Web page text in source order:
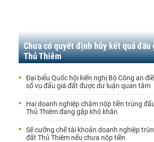
Chưa có quyết định hủy kết quả đấu
Thủ Thiêm
Đại biểu Quốc hội kiến nghị Bộ Công an
số vụ đấu giá đất được dư luận quan tâm
Hai doanh nghiệp chậm nộp tiền trúng
Thủ Thiêm đang gặp khó khăn
Sẽ cưỡng chế tài khoản doanh nghiệp
đất Thủ Thiêm nếu chưa nộp tiền